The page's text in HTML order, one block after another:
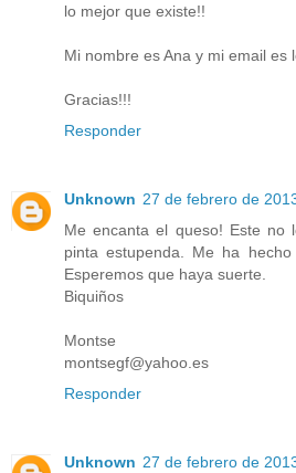
lo mejor que existe!!
Mi nombre es Ana y mi email es
Gracias!!!
Responder
Unknown 27 de febrero de
Me encanta el queso! Este no
pinta estupenda. Me ha
Esperemos que haya suerte.
Biquiños
Montse
montsegf@yahoo.es
Responder
Unknown 27 de febrero de